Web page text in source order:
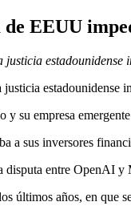
EEUU
estadounidense
y su empresa
a sus inversores
disputa entre OpenAI
últimos años, en que